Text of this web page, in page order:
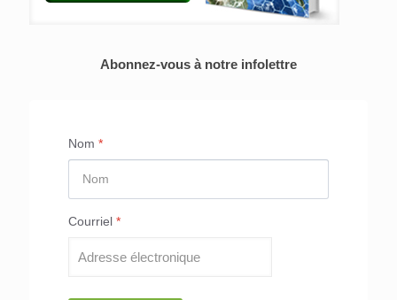
Abonnez-vous à notre infolettre
Nom *
Courriel *